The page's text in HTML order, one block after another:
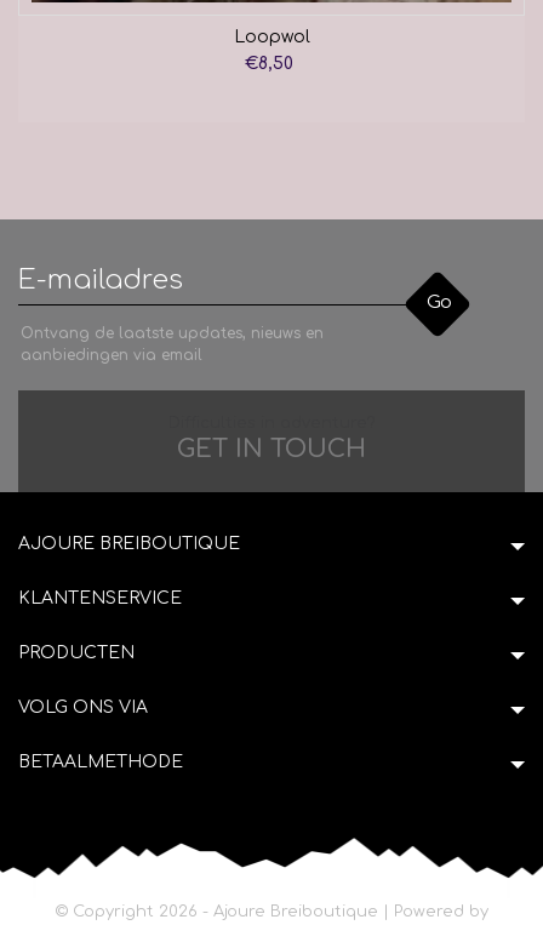
Loopwol
€8,50
Go
Ontvang de laatste updates, nieuws en
aanbiedingen via email
GET IN TOUCH
AJOURE BREIBOUTIQUE
KLANTENSERVICE
PRODUCTEN
VOLG ONS VIA
BETAALMETHODE
© Copyright 2026 - Ajoure Breiboutique | Powered by